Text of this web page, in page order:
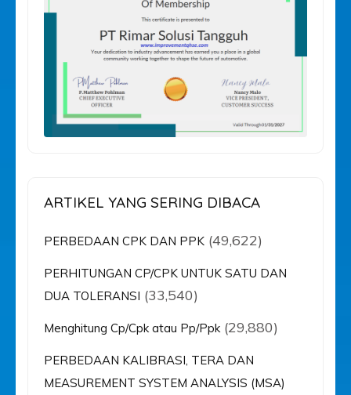
ARTIKEL YANG SERING DIBACA
PERBEDAAN CPK DAN PPK (49,622)
PERHITUNGAN CP/CPK UNTUK SATU DAN
DUA TOLERANSI (33,540)
Menghitung Cp/Cpk atau Pp/Ppk (29,880)
PERBEDAAN KALIBRASI, TERA DAN
MEASUREMENT SYSTEM ANALYSIS (MSA)